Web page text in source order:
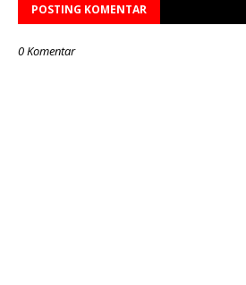
POSTING KOMENTAR
0 Komentar